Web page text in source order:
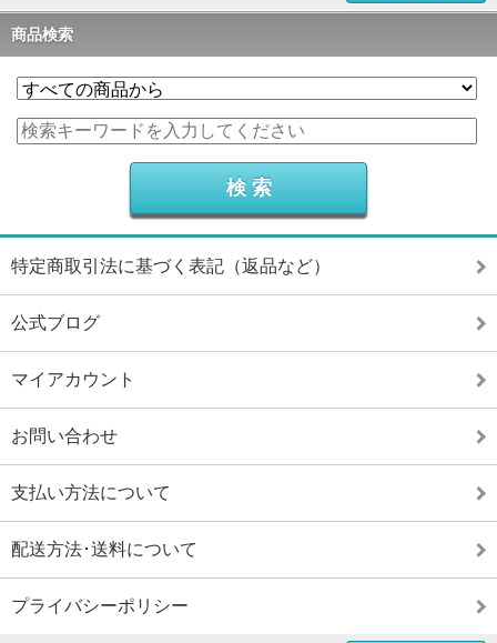
商品検索
特定商取引法に基づく表記（返品など）
公式ブログ
マイアカウント
お問い合わせ
支払い方法について
配送方法･送料について
プライバシーポリシー